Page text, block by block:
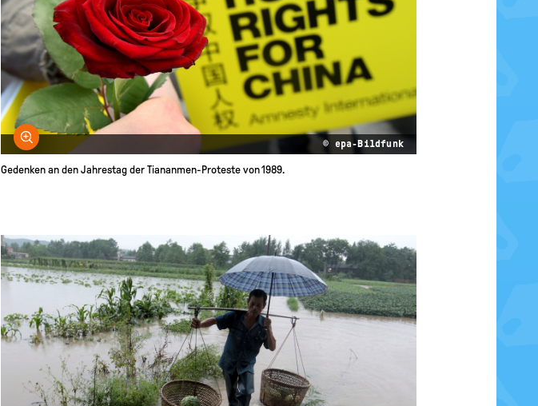
Bild vergrößern
© epa-Bildfunk
Gedenken an den Jahrestag der Tiananmen-Proteste von 1989.